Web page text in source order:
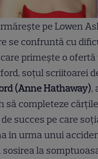
pe Lowen
se confruntă cu
primește o ofertă
soțul scriitoarei
(Anne Hathaway),
să completeze
succes pe care
în urma unui
sosirea la